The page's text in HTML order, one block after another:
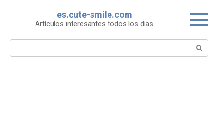
es.cute-smile.com
Artículos interesantes todos los días.
Search: